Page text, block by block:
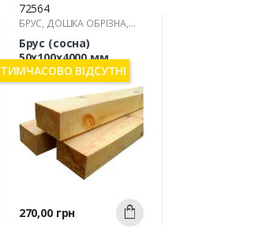
72564
БРУС, ДОШКА ОБРІЗНА,
РЕЙКА
Брус (сосна)
50х100х4000 мм
Швидкий
перегляд
Ціна
270,00 грн Купити
ТИМЧАСОВО ВІДСУТНІ